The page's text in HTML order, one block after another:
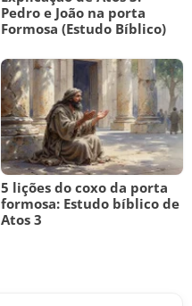
Pedro e João na porta
Formosa (Estudo Bíblico)
5 lições do coxo da porta
formosa: Estudo bíblico de
Atos 3